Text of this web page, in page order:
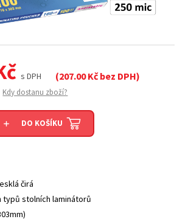
s DPH (207.00Kč bez DPH)
Kdy dostanu zboží?
DO KOŠÍKU
čirá
typů stolních laminátorů